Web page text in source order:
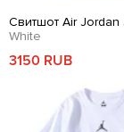
Свитшот Air Jordan
White
3150 RUB